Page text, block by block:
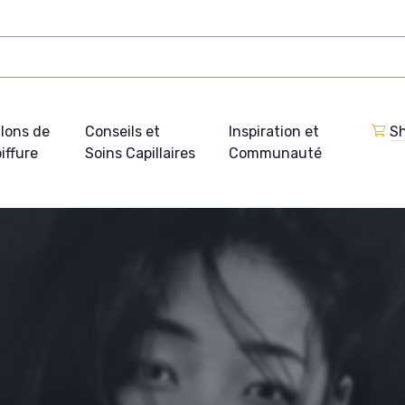
de
Conseils et
Soins Capillaires
Inspiration et
Communauté